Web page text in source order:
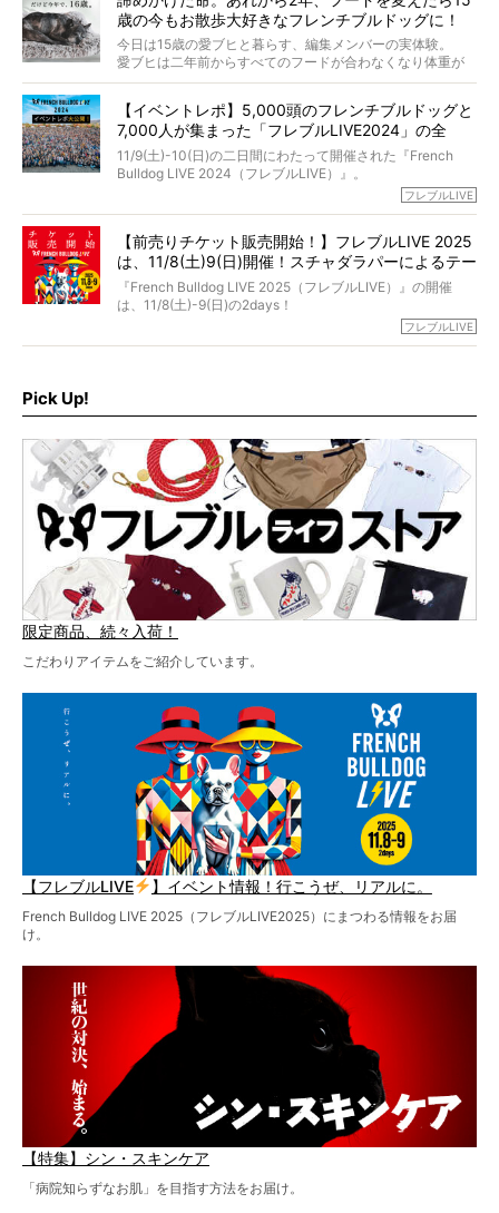
さらには、霊感がない人でも愛犬が成仏したことを知る方
法まで。
お笑い芸人だからこそ暗くなりすぎない、むしろ心がスッ
と軽くなる。
永久保存版のスペシャル対談です！
僧侶としての名は「靖賢（せいけん）」。
当時54歳という年齢にして、なぜ動物専門僧侶という道を
選んだのか。
また、愛犬の旅立ちとどのように向き合うべきなのか。
た。
歳の今もお散歩大好きなフレンチブルドッグに！
今日は15歳の愛ブヒと暮らす、編集メンバーの実体験。
愛ブヒは二年前からすべてのフードが合わなくなり体重が
激減。検査をしても異常はなく「年齢のせいですね…」と言
もう諦めるしかないのかな…そんなとき、我が家に届いたの
が「THE fu-do(ザ・フード)」の試食品でした。
そして「THE fu-do(ザ・フード)」を食べつづけて二年、愛
ブヒは15歳になり、今も元気にお散歩をしています。
今回は、二年前の絶望から今までを包み隠さず、時系列で
【イベントレポ】5,000頭のフレンチブルドッグと
7,000人が集まった「フレブルLIVE2024」の全
貌！
11/9(土)-10(日)の二日間にわたって開催された『French
Bulldog LIVE 2024（フレブルLIVE）』。
今年はのべ5,000頭のフレンチブルドッグと7,000人のフレ
day1の司会はフレブルラバーのロッチさん。day2の音楽フ
ェスには世代ど真ん中のPUFFYが出演するなど、例年以上
に豪華なラインナップ。
北は北海道、南は鹿児島県から。全国のフレンチブルドッ
グが一堂に会した「フレブルLIVE2024」の模様を、詳しく
フレブルLIVE
【前売りチケット販売開始！】フレブルLIVE 2025
は、11/8(土)9(日)開催！スチャダラパーによるテー
マソング制作も決定
『French Bulldog LIVE 2025（フレブルLIVE）』の開催
は、11/8(土)-9(日)の2days！
お得な前売りチケット、いよいよ販売スタートです！
ど、内容盛りだくさんでお送りしていますので、最後まで
お見逃しなく！
フレブルLIVE
Pick Up!
限定商品、続々入荷！
こだわりアイテムをご紹介しています。
【フレブルLIVE 】イベント情報！行こうぜ、リアルに。
French Bulldog LIVE 2025（フレブルLIVE2025）にまつわる情報をお届
け。
【特集】シン・スキンケア
「病院知らずなお肌」を目指す方法をお届け。